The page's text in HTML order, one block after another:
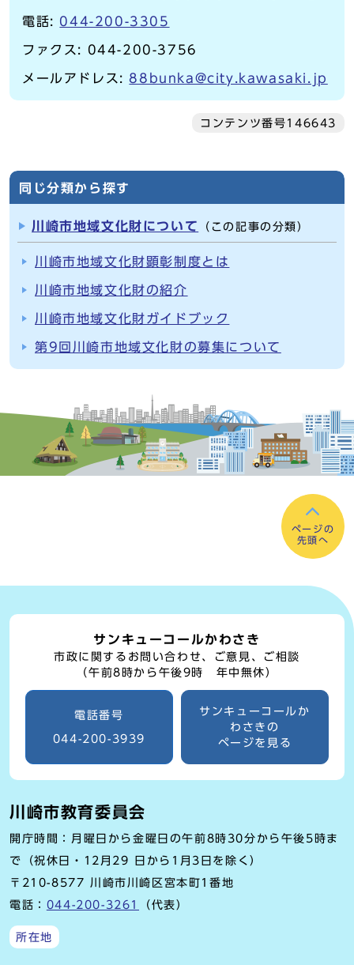
電話: 044-200-3305
ファクス: 044-200-3756
メールアドレス:88bunka@city.kawasaki.jp
コンテンツ番号146643
同じ分類から探す
川崎市地域文化財について （この記事の分類）
川崎市地域文化財顕彰制度とは
川崎市地域文化財の紹介
川崎市地域文化財ガイドブック
第9回川崎市地域文化財の募集について
ページの
先頭へ
サンキューコールかわさき
市政に関するお問い合わせ、ご意見、ご相談
（午前8時から午後9時 年中無休）
電話番号
044-200-3939
サンキューコールか
わさきの
ページを見る
川崎市教育委員会
開庁時間：月曜日から金曜日の午前8時30分から午後5時ま
で（祝休日・12月29 日から1月3日を除く）
〒210-8577 川崎市川崎区宮本町1番地
電話： 044-200-3261 （代表）
所在地